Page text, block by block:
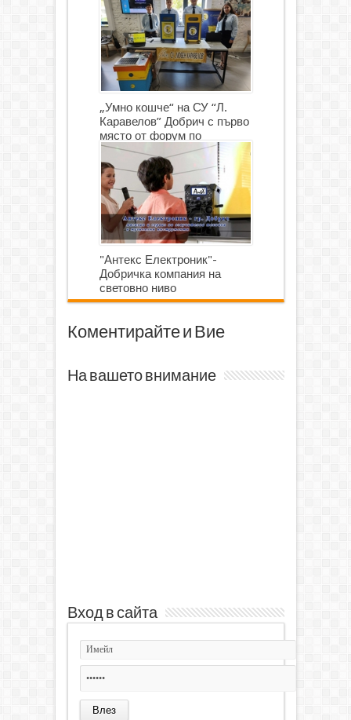
„Умно кошче“ на СУ “Л.
Каравелов” Добрич с първо
място от форум по
роботика
"Антекс Електроник"-
Добричка компания на
световно ниво
Коментирайте и Вие
На вашето внимание
Вход в сайта